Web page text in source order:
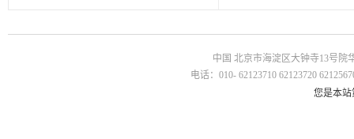
中国 北京市海淀区大钟寺13号院
电话：010- 62123710 62123720
您是本